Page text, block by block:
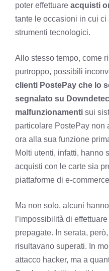
poter effettuare acquisti
tante le occasioni in cui
strumenti tecnologici.
Allo stesso tempo, come
purtroppo, possibili
clienti PostePay che lo
segnalato su
malfunzionamenti sui
particolare PostePay non
ora alla sua funzione
Molti utenti, infatti, hanno
acquisti con le carte sia
piattaforme di e-
Ma non solo, alcuni
l’impossibilità di effettuare
prepagate. In serata,
risultavano superati. In
attacco hacker, ma a